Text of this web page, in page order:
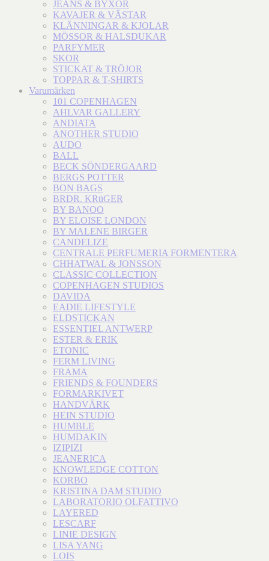
JEANS & BYXOR
KAVAJER & VÄSTAR
KLÄNNINGAR & KJOLAR
MÖSSOR & HALSDUKAR
PARFYMER
SKOR
STICKAT & TRÖJOR
TOPPAR & T-SHIRTS
Varumärken
101 COPENHAGEN
AHLVAR GALLERY
ANDIATA
ANOTHER STUDIO
AUDO
BALL
BECK SÖNDERGAARD
BERGS POTTER
BON BAGS
BRDR. KRüGER
BY BANOO
BY ELOISE LONDON
BY MALENE BIRGER
CANDELIZE
CENTRALE PERFUMERIA FORMENTERA
CHHATWAL & JONSSON
CLASSIC COLLECTION
COPENHAGEN STUDIOS
DAVIDA
EADIE LIFESTYLE
ELDSTICKAN
ESSENTIEL ANTWERP
ESTER & ERIK
ETONIC
FERM LIVING
FRAMA
FRIENDS & FOUNDERS
FORMARKIVET
HANDVÄRK
HEIN STUDIO
HUMBLE
HUMDAKIN
IZIPIZI
JEANERICA
KNOWLEDGE COTTON
KORBO
KRISTINA DAM STUDIO
LABORATORIO OLFATTIVO
LAYERED
LESCARF
LINIE DESIGN
LISA YANG
LOIS